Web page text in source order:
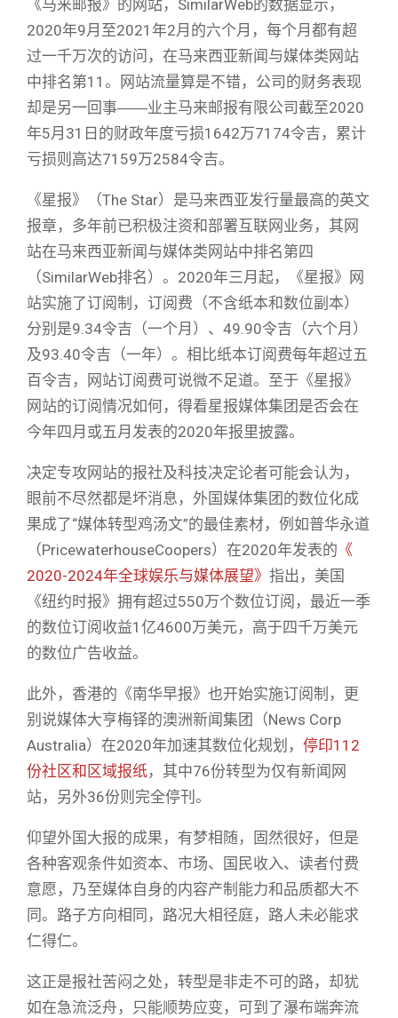
《马来邮报》的网站，SimilarWeb的数据显示，
2020年9月至2021年2月的六个月，每个月都有超
过一千万次的访问，在马来西亚新闻与媒体类网站
中排名第11。网站流量算是不错，公司的财务表现
却是另一回事――业主马来邮报有限公司截至2020
年5月31日的财政年度亏损1642万7174令吉，累计
亏损则高达7159万2584令吉。
《星报》（The Star）是马来西亚发行量最高的英文
报章，多年前已积极注资和部署互联网业务，其网
站在马来西亚新闻与媒体类网站中排名第四
（SimilarWeb排名）。2020年三月起，《星报》网
站实施了订阅制，订阅费（不含纸本和数位副本）
分别是9.34令吉（一个月）、49.90令吉（六个月）
及93.40令吉（一年）。相比纸本订阅费每年超过五
百令吉，网站订阅费可说微不足道。至于《星报》
网站的订阅情况如何，得看星报媒体集团是否会在
今年四月或五月发表的2020年报里披露。
决定专攻网站的报社及科技决定论者可能会认为，
眼前不尽然都是坏消息，外国媒体集团的数位化成
果成了“媒体转型鸡汤文”的最佳素材，例如普华永道
（PricewaterhouseCoopers）在2020年发表的 《
2020-2024年全球娱乐与媒体展望》 指出，美国
《纽约时报》拥有超过550万个数位订阅，最近一季
的数位订阅收益1亿4600万美元，高于四千万美元
的数位广告收益。
此外，香港的《南华早报》也开始实施订阅制，更
别说媒体大亨梅铎的澳洲新闻集团（News Corp
Australia）在2020年加速其数位化规划， 停印112
份社区和区域报纸，其中76份转型为仅有新闻网
站，另外36份则完全停刊。
仰望外国大报的成果，有梦相随，固然很好，但是
各种客观条件如资本、市场、国民收入、读者付费
意愿，乃至媒体自身的内容产制能力和品质都大不
同。路子方向相同，路况大相径庭，路人未必能求
仁得仁。
这正是报社苦闷之处，转型是非走不可的路，却犹
如在急流泛舟，只能顺势应变，可到了瀑布端奔流